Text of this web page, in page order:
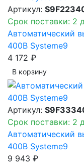
Артикул:
Срок поставки: 2
Автоматический
400В Systeme9
4 172 ₽
В корзинy
Артикул:
Срок поставки: 2
Автоматический
400В Systeme9
9 943 ₽